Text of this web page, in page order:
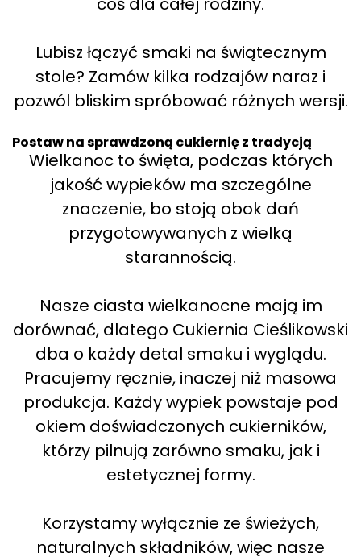
Lubisz łączyć smaki na świątecznym
stole? Zamów kilka rodzajów naraz i
pozwól bliskim spróbować różnych wersji.
Postaw na sprawdzoną cukiernię z tradycją
Wielkanoc to święta, podczas których
jakość wypieków ma szczególne
znaczenie, bo stoją obok dań
przygotowywanych z wielką
starannością.
Nasze ciasta wielkanocne mają im
dorównać, dlatego Cukiernia Cieślikowski
dba o każdy detal smaku i wyglądu.
Pracujemy ręcznie, inaczej niż masowa
produkcja. Każdy wypiek powstaje pod
okiem doświadczonych cukierników,
którzy pilnują zarówno smaku, jak i
estetycznej formy.
Korzystamy wyłącznie ze świeżych,
naturalnych składników, więc nasze